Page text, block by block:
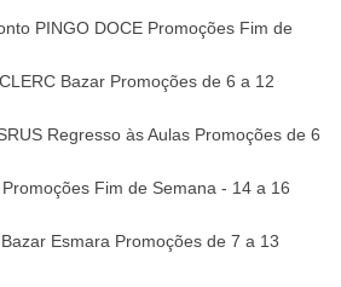
PINGO DOCE Promoções Fim de
Bazar Promoções de 6 a 12
Regresso às Aulas Promoções de 6
Fim de Semana - 14 a 16
Esmara Promoções de 7 a 13